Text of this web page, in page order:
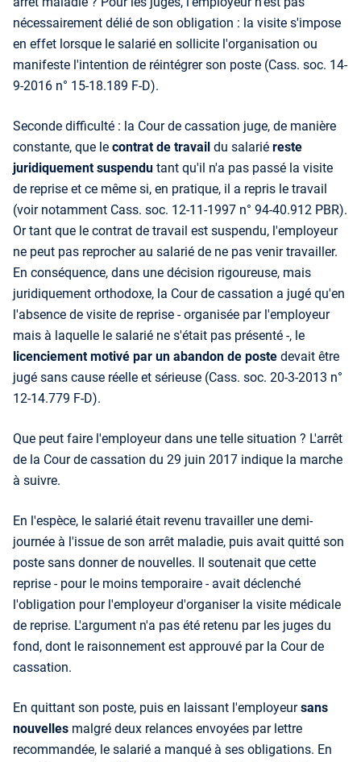
nécessairement délié de son obligation : la visite s'impose
en effet lorsque le salarié en sollicite l'organisation ou
manifeste l'intention de réintégrer son poste (Cass. soc. 14-
9-2016 n° 15-18.189 F-D).
Seconde difficulté : la Cour de cassation juge, de manière
constante, que le contrat de travail du salarié reste
juridiquement suspendu tant qu'il n'a pas passé la visite
de reprise et ce même si, en pratique, il a repris le travail
(voir notamment Cass. soc. 12-11-1997 n° 94-40.912 PBR).
Or tant que le contrat de travail est suspendu, l'employeur
ne peut pas reprocher au salarié de ne pas venir travailler.
En conséquence, dans une décision rigoureuse, mais
juridiquement orthodoxe, la Cour de cassation a jugé qu'en
l'absence de visite de reprise - organisée par l'employeur
mais à laquelle le salarié ne s'était pas présenté -, le
licenciement motivé par un abandon de poste devait être
jugé sans cause réelle et sérieuse (Cass. soc. 20-3-2013 n°
12-14.779 F-D).
Que peut faire l'employeur dans une telle situation ? L'arrêt
de la Cour de cassation du 29 juin 2017 indique la marche
à suivre.
En l'espèce, le salarié était revenu travailler une demi-
journée à l'issue de son arrêt maladie, puis avait quitté son
poste sans donner de nouvelles. Il soutenait que cette
reprise - pour le moins temporaire - avait déclenché
l'obligation pour l'employeur d'organiser la visite médicale
de reprise. L'argument n'a pas été retenu par les juges du
fond, dont le raisonnement est approuvé par la Cour de
cassation.
En quittant son poste, puis en laissant l'employeursans
nouvelles malgré deux relances envoyées par lettre
recommandée, le salarié a manqué à ses obligations. En